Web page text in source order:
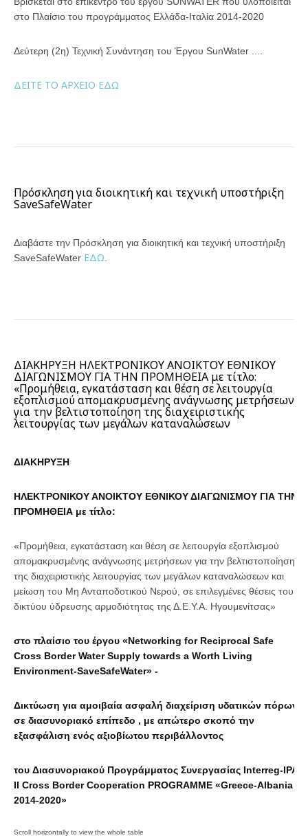
στο Πλαίσιο του προγράμματος Ελλάδα-Ιταλία 2014-2020
Δεύτερη (2η) Τεχνική Συνάντηση του Έργου SunWater ....
ΔΕΙΤΕ ΤΟ ΑΡΧΕΙΟ ΕΔΩ
Πρόσκληση για διοικητική και τεχνική υποστήριξη
SaveSafeWater
Διαβάστε την Πρόσκληση για διοικητική και τεχνική υποστήριξη
SaveSafeWater ΕΔΩ
ΔΙΑΚΗΡΥΞΗ ΗΛΕΚΤΡΟΝΙΚΟΥ ΑΝΟΙΚΤΟΥ ΕΘΝΙΚΟΥ
ΔΙΑΓΩΝΙΣΜΟΥ ΓΙΑ ΤΗΝ ΠΡΟΜΗΘΕΙΑ με τίτλο:
«Προμήθεια, εγκατάσταση και θέση σε λειτουργία
εξοπλισμού απομακρυσμένης ανάγνωσης μετρήσεων
για την βελτιστοποίηση της διαχειριστικής
λειτουργίας των μεγάλων καταναλώσεων
ΔΙΑΚΗΡΥΞΗ
ΗΛΕΚΤΡΟΝΙΚΟΥ ΑΝΟΙΚΤΟΥ ΕΘΝΙΚΟΥ ΔΙΑΓΩΝΙΣΜΟΥ ΓΙΑ ΤΗΝ
ΠΡΟΜΗΘΕΙΑ με τίτλο:
«Προμήθεια, εγκατάσταση και θέση σε λειτουργία εξοπλισμού
απομακρυσμένης ανάγνωσης μετρήσεων για την βελτιστοποίηση
της διαχειριστικής λειτουργίας των μεγάλων καταναλώσεων και
μείωση του Μη Ανταποδοτικού Νερού, σε επιλεγμένες θέσεις του
δικτύου ύδρευσης αρμοδιότητας της Δ.Ε.Υ.Α. Ηγουμενίτσας»
στο πλαίσιο του έργου «Networking for Reciprocal Safe
Cross Border Water Supply towards a Worth Living
Environment-SaveSafeWater» -
Δικτύωση για αμοιβαία ασφαλή διαχείριση υδατικών πόρων
σε διασυνοριακό επίπεδο , με απώτερο σκοπό την
εξασφάλιση ενός αξιοβίωτου περιβάλλοντος
του Διασυνοριακού Προγράμματος Συνεργασίας Interreg-IPA
II Cross Border Cooperation PROGRAMME «Greece-Albania
2014-2020»